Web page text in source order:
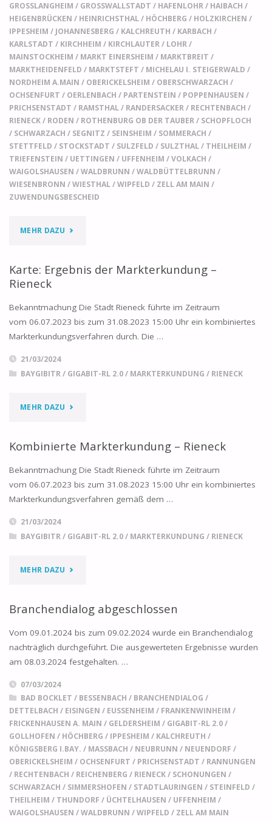
GROSSLANGHEIM
/ GROSSWALLSTADT / HAFENLOHR/ HAIBACH /
HEIGENBRÜCKEN / HEINRICHSTHAL/ HÖCHBERG / HOLZKIRCHEN /
IPPESHEIM / JOHANNESBERG / KALCHREUTH / KARBACH /
KARLSTADT / KIRCHHEIM / KIRCHLAUTER/ LOHR/
MAINSTOCKHEIM / MARKT EINERSHEIM / MARKTBREIT /
MARKTHEIDENFELD / MARKTSTEFT / MICHELAU I. STEIGERWALD /
NORDHEIM A.MAIN / OBERICKELSHEIM / OBERSCHWARZACH /
OCHSENFURT / OERLENBACH / PARTENSTEIN / POPPENHAUSEN /
PRICHSENSTADT / RAMSTHAL/ RANDERSACKER/ RECHTENBACH /
RIENECK/ RODEN / ROTHENBURG OB DER TAUBER/ SCHOPFLOCH
/ SCHWARZACH / SEGNITZ / SEINSHEIM / SOMMERACH /
STETTFELD / STOCKSTADT / SULZFELD / SULZTHAL/ THEILHEIM /
TRIEFENSTEIN / UETTINGEN / UFFENHEIM /VOLKACH /
WAIGOLSHAUSEN /WALDBRUNN /WALDBÜTTELBRUNN /
WIESENBRONN /WIESTHAL/WIPFELD / ZELL AM MAIN /
ZUWENDUNGSBESCHEID
MEHR DAZU "ERGEBNIS
2.0
NICHT-
FÖRDERANTRAGS"
Karte: Ergebnis der Markterkundung –
Rieneck
Bekanntmachung Die Stadt Rieneck führte im Zeitraum
vom 06.07.2023 bis zum 31.08.2023 15:00 Uhr ein kombiniertes
Markterkundungsverfahren durch. Die …
21/03/2024
BAYGIBITR/ GIGABIT-RL 2.0/ MARKTERKUNDUNG / RIENECK
MEHR DAZU "KARTE:
–
Kombinierte Markterkundung – Rieneck
Bekanntmachung Die Stadt Rieneck führte im Zeitraum
vom 06.07.2023 bis zum 31.08.2023 15:00 Uhr ein kombiniertes
Markterkundungsverfahren gemäß dem …
21/03/2024
BAYGIBITR/ GIGABIT-RL 2.0/ MARKTERKUNDUNG / RIENECK
MEHR DAZU "KOMBINIERTE
Branchendialog abgeschlossen
Vom 09.01.2024 bis zum 09.02.2024 wurde ein Branchendialog
nachträglich durchgeführt. Die ausgewerteten Ergebnisse wurden
am 08.03.2024 festgehalten. …
07/03/2024
BAD BOCKLET / BESSENBACH / BRANCHENDIALOG /
DETTELBACH / EISINGEN / EUSSENHEIM / FRANKENWINHEIM /
FRICKENHAUSEN A. MAIN / GELDERSHEIM / GIGABIT-RL 2.0/
GOLLHOFEN / HÖCHBERG / IPPESHEIM / KALCHREUTH /
KÖNIGSBERG I.BAY. / MASSBACH / NEUBRUNN / NEUENDORF /
OBERICKELSHEIM / OCHSENFURT / PRICHSENSTADT / RANNUNGEN
/ RECHTENBACH / REICHENBERG / RIENECK/ SCHONUNGEN /
SCHWARZACH / SIMMERSHOFEN / STADTLAURINGEN / STEINFELD /
THEILHEIM / THUNDORF / ÜCHTELHAUSEN / UFFENHEIM /
WAIGOLSHAUSEN /WALDBRUNN /WIPFELD / ZELL AM MAIN